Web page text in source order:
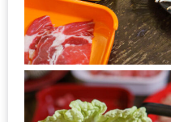
ที่
เอาใจ
ขา
กิน
โดย